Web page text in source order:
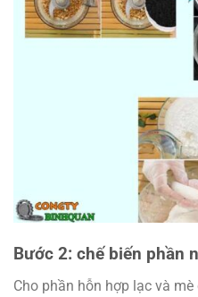
Bước 2: chế biến phần
Cho phần hỗn hợp lạc và